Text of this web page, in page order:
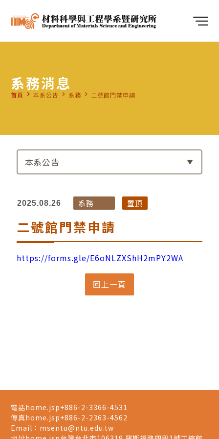
系務消息
首頁 navigate_next 本系公告 navigate_next 系務 navigate_next 二號館門禁申請
本系公告
2025.08.26 系務 置頂
二號館門禁申請
https://forms.gle/E6oNLZXShH2mPY2WA
電話home.jsp+886-2-3366-4531
傳真home.jsp+886-2-2363-4562
Email： msentu@ntu.edu.tw